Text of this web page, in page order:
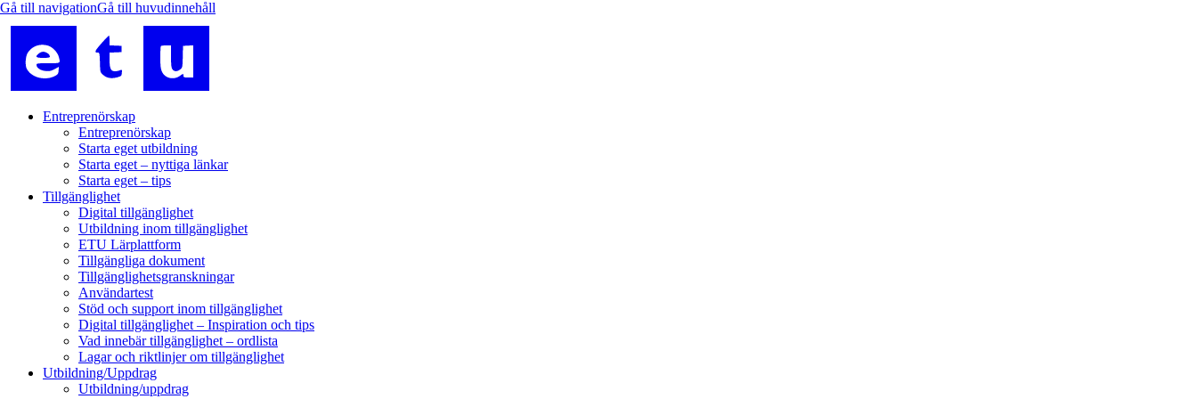
Entreprenörskap
Entreprenörskap
Starta eget utbildning
Starta eget – nyttiga länkar
Starta eget – tips
Tillgänglighet
Digital tillgänglighet
Utbildning inom tillgänglighet
ETU Lärplattform
Tillgängliga dokument
Tillgänglighetsgranskningar
Användartest
Stöd och support inom tillgänglighet
Digital tillgänglighet – Inspiration och tips
Vad innebär tillgänglighet – ordlista
Lagar och riktlinjer om tillgänglighet
Utbildning/Uppdrag
Utbildning/uppdrag